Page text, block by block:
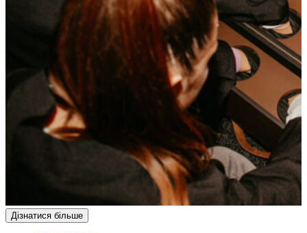
Дізнатися більше